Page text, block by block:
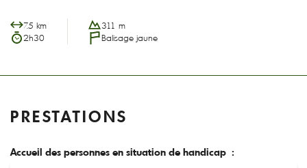
7.5 km
2h30
311 m
Balisage jaune
PRESTATIONS
Accueil des personnes en situation de handicap :